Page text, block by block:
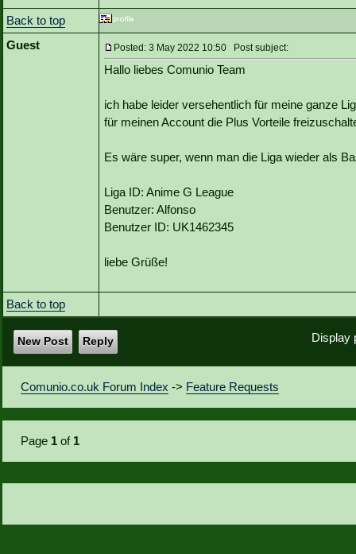
Back to top
Guest
Posted: 3 May 2022 10:50 Post subject:
Hallo liebes Comunio Team
ich habe leider versehentlich für meine ganze
für meinen Account die Plus Vorteile
Es wäre super, wenn man die Liga wieder als
Liga ID: Anime G League
Benutzer: Alfonso
Benutzer ID: UK1462345
liebe Grüße!
Back to top
Display
New Post Reply
Comunio.co.uk Forum Index -> Feature Requests
Page 1 of 1